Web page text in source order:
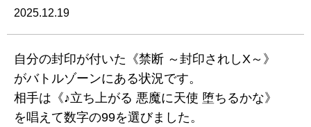
2025.12.19
自分の封印が付いた《禁断 ～封印されしX～》
がバトルゾーンにある状況です。
相手は《♪立ち上がる 悪魔に天使 堕ちるかな》
を唱えて数字の99を選びました。